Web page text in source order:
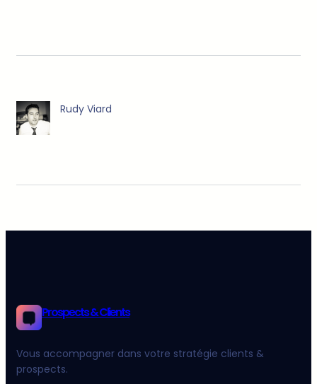
Rudy Viard
Prospects & Clients
Vous accompagner dans votre stratégie clients &
prospects.